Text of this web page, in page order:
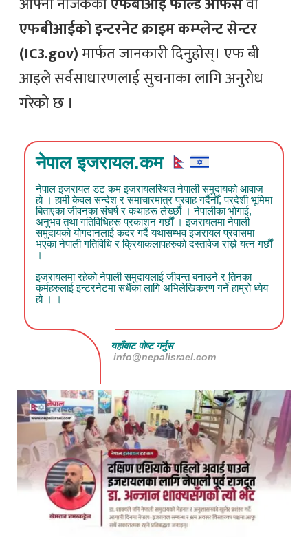
एफबीआईको इन्टरनेट क्राइम कम्प्लेन्ट सेन्टर
(IC3.gov)मार्फत जानकारी दिनुहोस्। एफ बी
आइले सर्वसाधारणलाई सुचनाका लागि अनुरोध
गरेको छ ।
नेपाल इजरायल.कम
नेपाल इजरायल डट कम इजरायलस्थित नेपाली समुदायको आवाज
हो । हामी केवल सन्देश र समाचारमात्र प्रवाह गर्दैनौँ, परदेशी भूमिमा
बिताएका जीवनका संघर्ष र कथाहरू लेख्छौं । नेपालीका भोगाई,
अनुभव तथा गतिविधिहरू प्रकाशन गर्छौं । इजरायलमा नेपाली
समुदायको योगदानलाई कदर गर्दै यथासम्भव इजरायल प्रवासमा
भएका नेपाली गतिविधि र क्रियाकलापहरुको दस्तावेज राख्ने यत्न गर्छौं
।
इजरायलमा रहेको नेपाली समुदायलाई जीवन्त बनाउने र तिनका
कर्महरुलाई इन्टरनेटमा सधैंका लागि अभिलेखिकरण गर्ने हाम्रो ध्येय
हो । ।
यहाँबाट पोष्ट गर्नुस
info@nepalisrael.com